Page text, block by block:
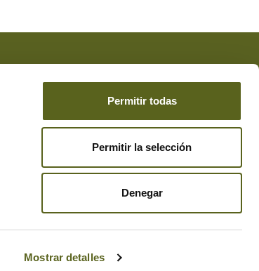
Mostrar detalles
Permitir todas
Permitir la selección
Denegar